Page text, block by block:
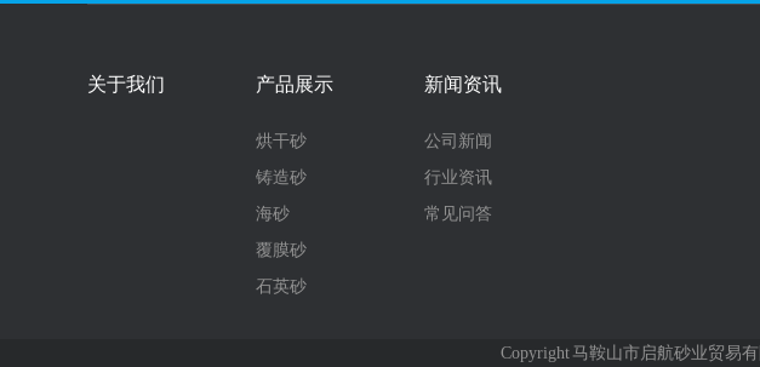
关于我们 产品展示
烘干砂
铸造砂
海砂
覆膜砂
石英砂
新闻资讯
公司新闻
行业资讯
常见问答
Copyright 马鞍山市启航砂业贸易